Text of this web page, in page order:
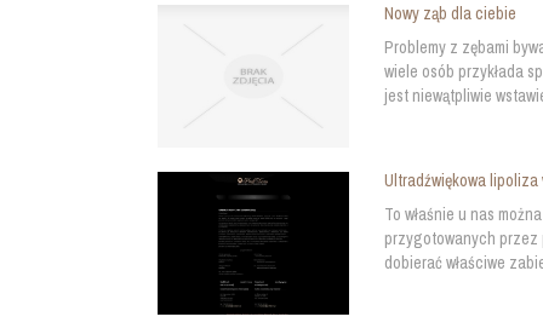
Nowy ząb dla ciebie
Problemy z zębami
wiele osób przykłada
jest niewątpliwie
Ultradźwiękowa lipoliza
To właśnie u nas
przygotowanych przez
dobierać właściwe